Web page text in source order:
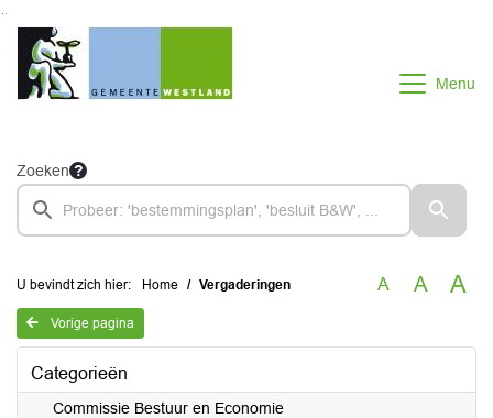
Ga naar de inhoud van deze pagina
Ga naar het zoeken
Ga naar het menu
Menu
Zoeken
U bevindt zich hier: Home Vergaderingen A A A
Vorige pagina
Categorieën
Commissie Bestuur en Economie